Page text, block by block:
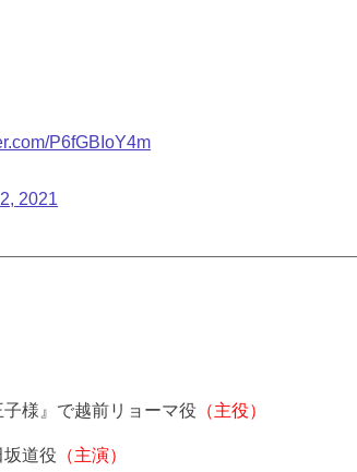
P6fGBIoY4m
2021
子様』で越前リョーマ役 （主役）
道役 （主演）